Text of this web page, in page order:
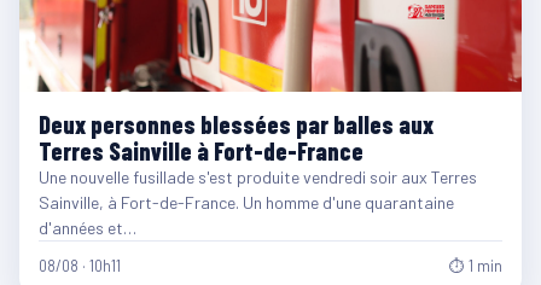
Deux personnes blessées par balles aux
Terres Sainville à Fort-de-France
Une nouvelle fusillade s'est produite vendredi soir aux Terres
Sainville, à Fort-de-France. Un homme d'une quarantaine
d'années et…
08/08 · 10h11 ⏱ 1 min